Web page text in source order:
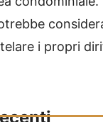
i propri